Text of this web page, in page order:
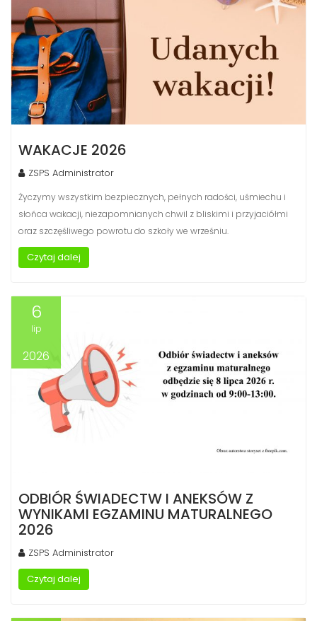
WAKACJE 2026
ZSPS Administrator
Życzymy wszystkim bezpiecznych, pełnych radości, uśmiechu i
słońca wakacji, niezapomnianych chwil z bliskimi i przyjaciółmi
oraz szczęśliwego powrotu do szkoły we wrześniu.
Czytaj dalej
6
lip
2026
ODBIÓR ŚWIADECTW I ANEKSÓW Z
WYNIKAMI EGZAMINU MATURALNEGO
2026
ZSPS Administrator
Czytaj dalej